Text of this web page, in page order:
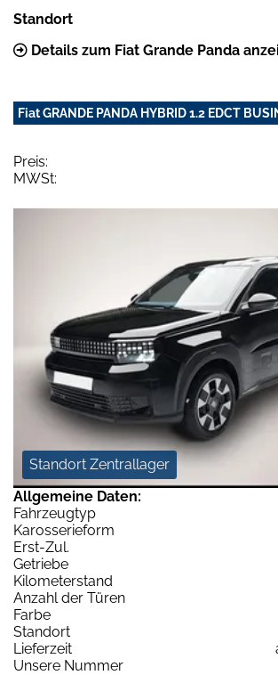
Standort
Details zum Fiat Grande Panda
Fiat GRANDE PANDA HYBRID 1.2 EDCT
Preis:
MWSt:
Standort Zentrallager
Allgemeine Daten:
Fahrzeugtyp
Karosserieform
Erst-Zul.
Getriebe
Kilometerstand
Anzahl der Türen
Farbe
Standort
Lieferzeit
Unsere Nummer